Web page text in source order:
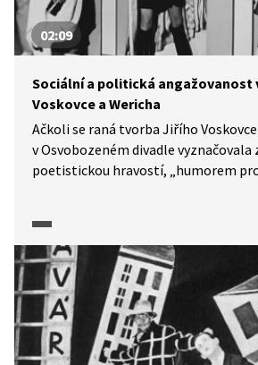
02:09
Sociální a politická angažovanost
Voskovce a Wericha
Ačkoli se raná tvorba Jiřího
v Osvobozeném divadle vyznačovala
poetistickou hravostí, „humorem
a politické angažovanosti, které se
pro Osvobozené divadlo
z dokumentárního cyklu Moderna,
umění 1. poloviny 20. století (2025)
prostřednictvím dobových záběrů a
proměnu poetiky této divadelní
od původní bezúčelné hravosti